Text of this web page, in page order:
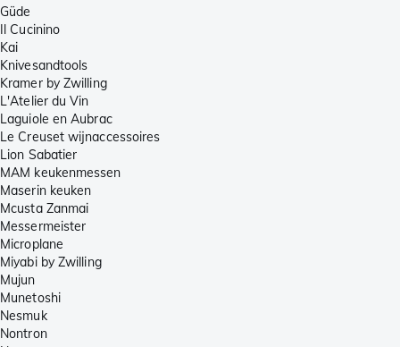
Güde
Il Cucinino
Kai
Knivesandtools
Kramer by Zwilling
L'Atelier du Vin
Laguiole en Aubrac
Le Creuset wijnaccessoires
Lion Sabatier
MAM keukenmessen
Maserin keuken
Mcusta Zanmai
Messermeister
Microplane
Miyabi by Zwilling
Mujun
Munetoshi
Nesmuk
Nontron